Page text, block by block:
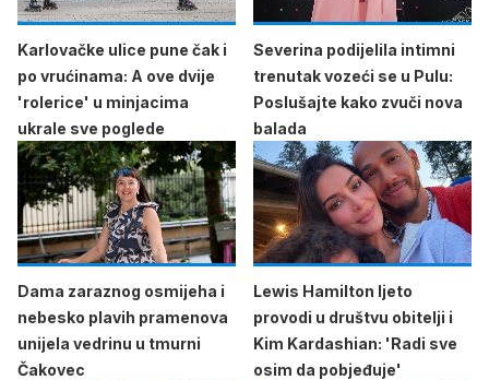
Karlovačke ulice pune čak i
po vrućinama: A ove dvije
'rolerice' u minjacima
ukrale sve poglede
Severina podijelila intimni
trenutak vozeći se u Pulu:
Poslušajte kako zvuči nova
balada
Dama zaraznog osmijeha i
nebesko plavih pramenova
unijela vedrinu u tmurni
Čakovec
Lewis Hamilton ljeto
provodi u društvu obitelji i
Kim Kardashian: 'Radi sve
osim da pobjeđuje'